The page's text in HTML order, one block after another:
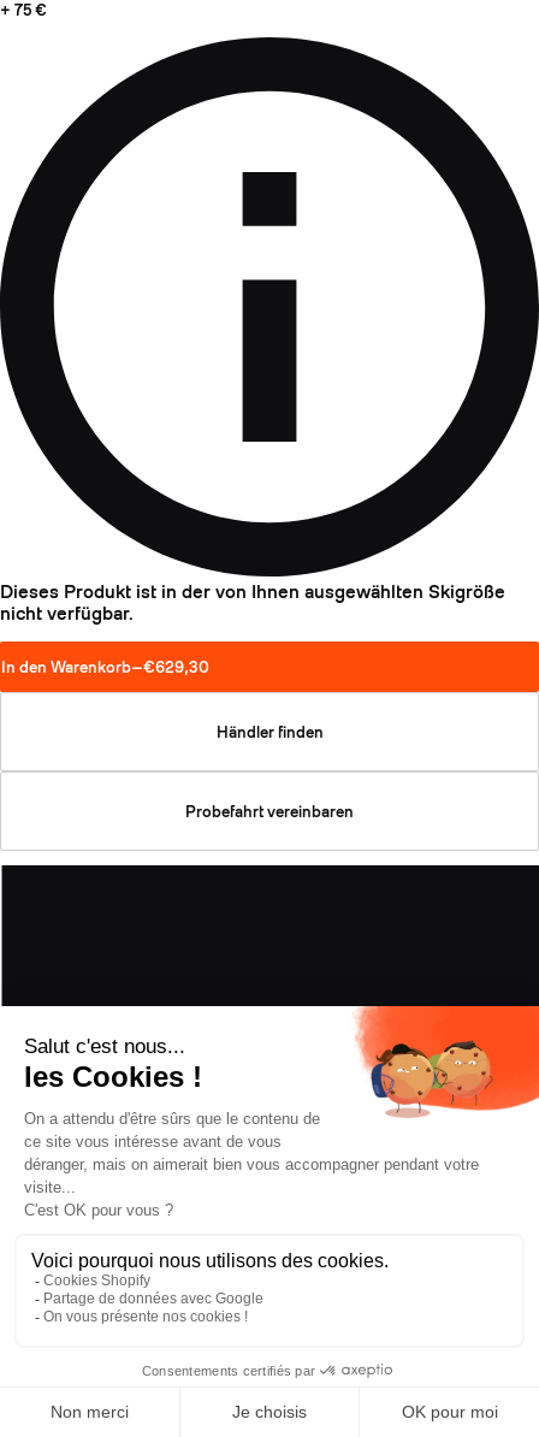
+ 75 €
Dieses Produkt ist in der von Ihnen ausgewählten Skigröße
nicht verfügbar.
In den Warenkorb—€629,30
Händler finden
Probefahrt vereinbaren
LEISTUNG